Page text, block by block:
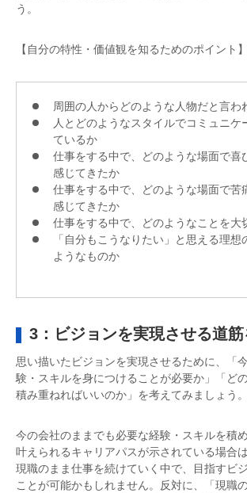
う。
【自分の特性・価値観を知るためのポイント】
周囲の人からどのような人物だと言わ
人とどのようなスタイルでコミュニケ
ているか
仕事をする中で、どのような場面で喜
感じてきたか
仕事をする中で、どのような場面で苦
感じてきたか
仕事をする中で、どのようなことを大
「自分もこうなりたい」と思える理想
ようなものか
3：ビジョンを実現させる道筋
思い描いたビジョンを実現させるために、「
験・スキルを身につけることが必要か」「ど
積み重ねればいいのか」を考えてみましょう。
今の会社のままでも必要な経験・スキルを積
叶えられるキャリアパスが示されている場合
現職のまま仕事を続けていく中で、目指すビ
ことが可能かもしれません。反対に、「現職